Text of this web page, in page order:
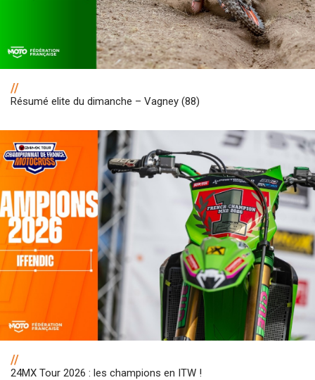
//
Résumé elite du dimanche – Vagney (88)
//
24MX Tour 2026 : les champions en ITW !